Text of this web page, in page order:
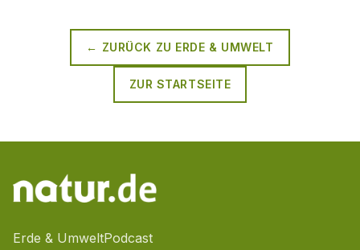
← ZURÜCK ZU ERDE & UMWELT
ZUR STARTSEITE
Erde & UmweltPodcast